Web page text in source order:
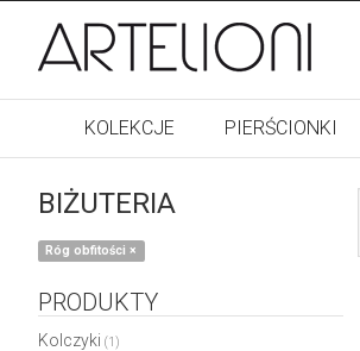
KOLEKCJE PIERŚCIONKI
BIŻUTERIA
Róg obfitości×
PRODUKTY
Kolczyki (1)